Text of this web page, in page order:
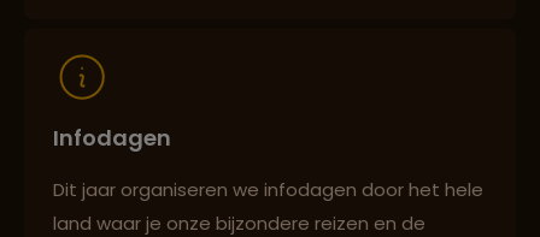
Infodagen
Dit jaar organiseren we infodagen door het hele
land waar je onze bijzondere reizen en de